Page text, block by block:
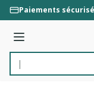
Aller au contenu
Paiements
Menu
Rechercher